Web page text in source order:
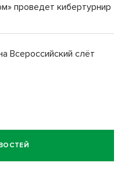
проведет кибертурнир
Всероссийский слёт